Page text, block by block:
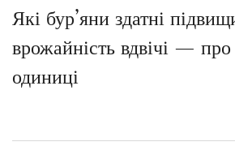
Які бур’яни здатні
врожайність вдвічі —
одиниці